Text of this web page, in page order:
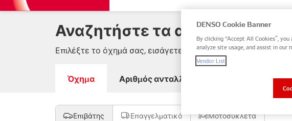
Αναζητήστε τα ανταλλακτικά
Επιλέξτε το όχημά σας, εισάγετε αριθμό ανταλλακτικού
Όχημα Αριθμός ανταλλακτικού DENSO / OE
Επιβάτης Επαγγελματικό Μοτοσυκλέτα
DENSO Cookie Banner
By clicking “Accept All Cookies”,
analyze site usage, and assist in our
Vendor List